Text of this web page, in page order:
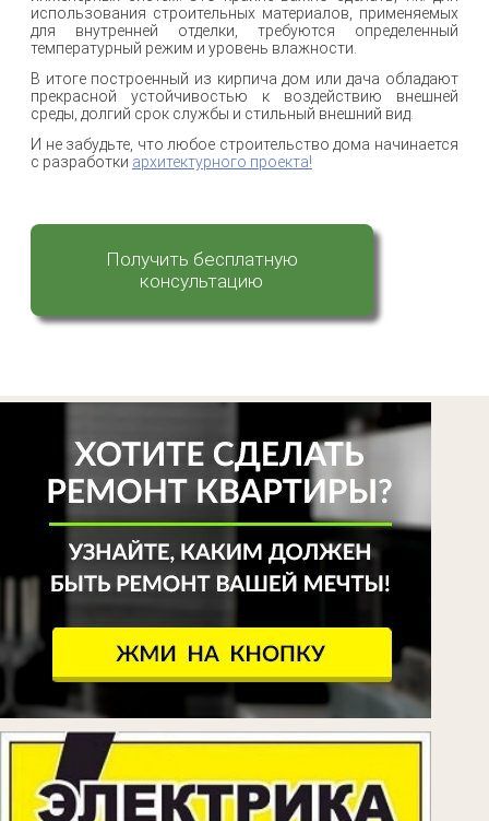
использования строительных материалов, применяемых
для внутренней отделки, требуются определенный
температурный режим и уровень влажности.
В итоге построенный из кирпича дом или дача обладают
прекрасной устойчивостью к воздействию внешней
среды, долгий срок службы и стильный внешний вид.
И не забудьте, что любое строительство дома начинается
с разработки архитектурного проекта!
Получить бесплатную
консультацию